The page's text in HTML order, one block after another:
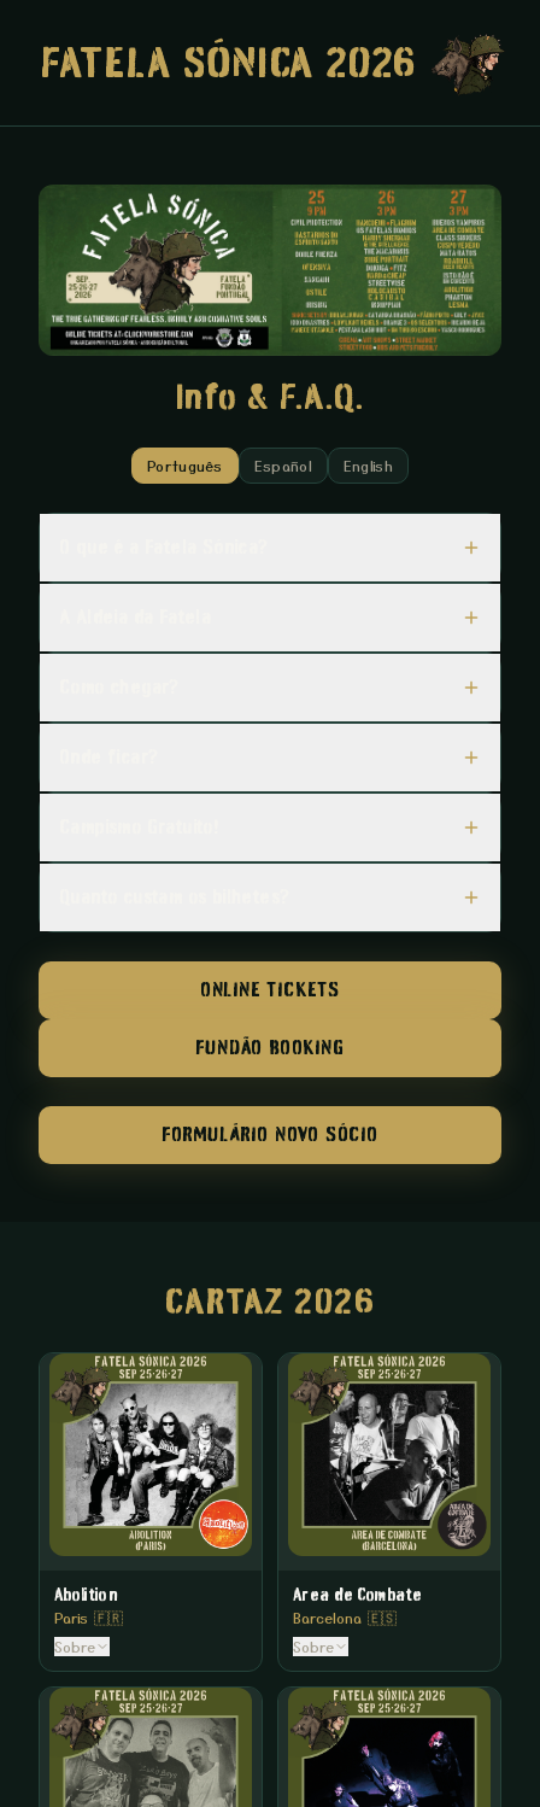
FATELA SÓNICA 2026
Info & F.A.Q.
Português Español English
ONLINE TICKETS
FUNDÃO BOOKING
FORMULÁRIO NOVO SÓCIO
CARTAZ 2026
Abolition
Paris 🇫🇷
Sobre
Area de Combate
Barcelona 🇪🇸
Sobre